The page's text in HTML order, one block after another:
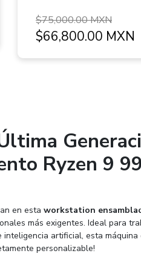
$75,000.00 MXN
$66,800.00 MXN
Ryzen 9
en esta workstation
más exigentes. Ideal para
artificial, esta
personalizable!